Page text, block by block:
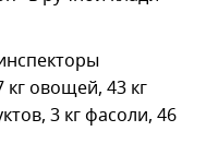
кг овощей, 43 кг
3 кг фасоли, 46